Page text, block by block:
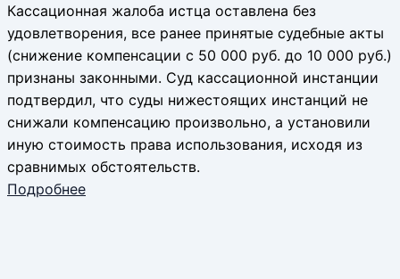
Кассационная жалоба истца оставлена без
удовлетворения, все ранее принятые судебные акты
(снижение компенсации с 50 000 руб. до 10 000 руб.)
признаны законными. Суд кассационной инстанции
подтвердил, что суды нижестоящих инстанций не
снижали компенсацию произвольно, а установили
иную стоимость права использования, исходя из
сравнимых обстоятельств.
Подробнее